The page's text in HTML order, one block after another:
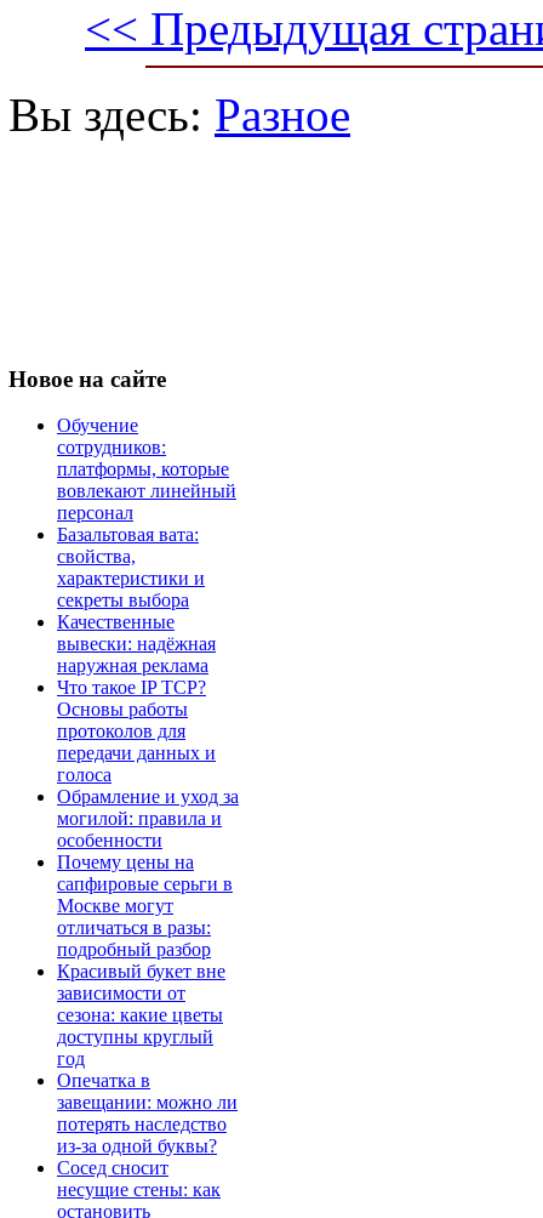
<< Предыдущая
Вы здесь: Разное
Новое на сайте
Обучение
сотрудников:
платформы, которые
вовлекают линейный
персонал
Базальтовая вата:
свойства,
характеристики и
секреты выбора
Качественные
вывески: надёжная
наружная реклама
Что такое IP TCP?
Основы работы
протоколов для
передачи данных и
голоса
Обрамление и уход за
могилой: правила и
особенности
Почему цены на
сапфировые серьги в
Москве могут
отличаться в разы:
подробный разбор
Красивый букет вне
зависимости от
сезона: какие цветы
доступны круглый
год
Опечатка в
завещании: можно ли
потерять наследство
из-за одной буквы?
Сосед сносит
несущие стены: как
остановить